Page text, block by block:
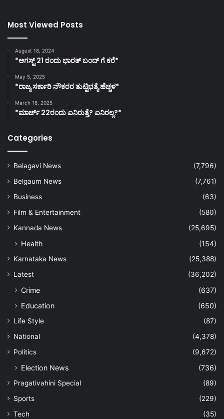
Most Viewed Posts
August 18, 2024
*ಆಗಸ್ಟ್ 21 ರಂದು ಭಾರತ್‌ ಬಂದ್‌ ಗೆ ಕರೆ*
May 5, 2025
*ರಾಜ್ಯ ಸರ್ಕಾರಿ ನೌಕರರ ತುಟ್ಟಿಭತ್ಯೆ ಹೆಚ್ಚಳ*
March 18, 2025
*ಮಾರ್ಚ್ 22ರಂದು ಏನಿರುತ್ತೆ? ಏನಿರಲ್ಲ?*
Categories
Belagavi News
(7,796)
Belgaum News
(7,761)
Business
(63)
Film & Entertainment
(580)
Kannada News
(25,695)
Health (154)
Karnataka News
(25,388)
Latest
(36,202)
Crime
(637)
Education
(650)
Life Style
(87)
National
(4,378)
Politics
(9,672)
Election News (736)
Pragativahini Special
(89)
Sports
(229)
Tech
(35)